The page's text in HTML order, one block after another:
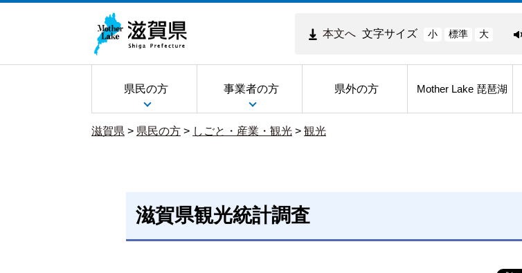
本文へ 文字サイズ 小 標準 大
県民の方 事業者の方 県外の方 Mother Lake 琵琶湖
滋賀県 > 県民の方 > しごと・産業・観光 > 観光
滋賀県観光統計調査